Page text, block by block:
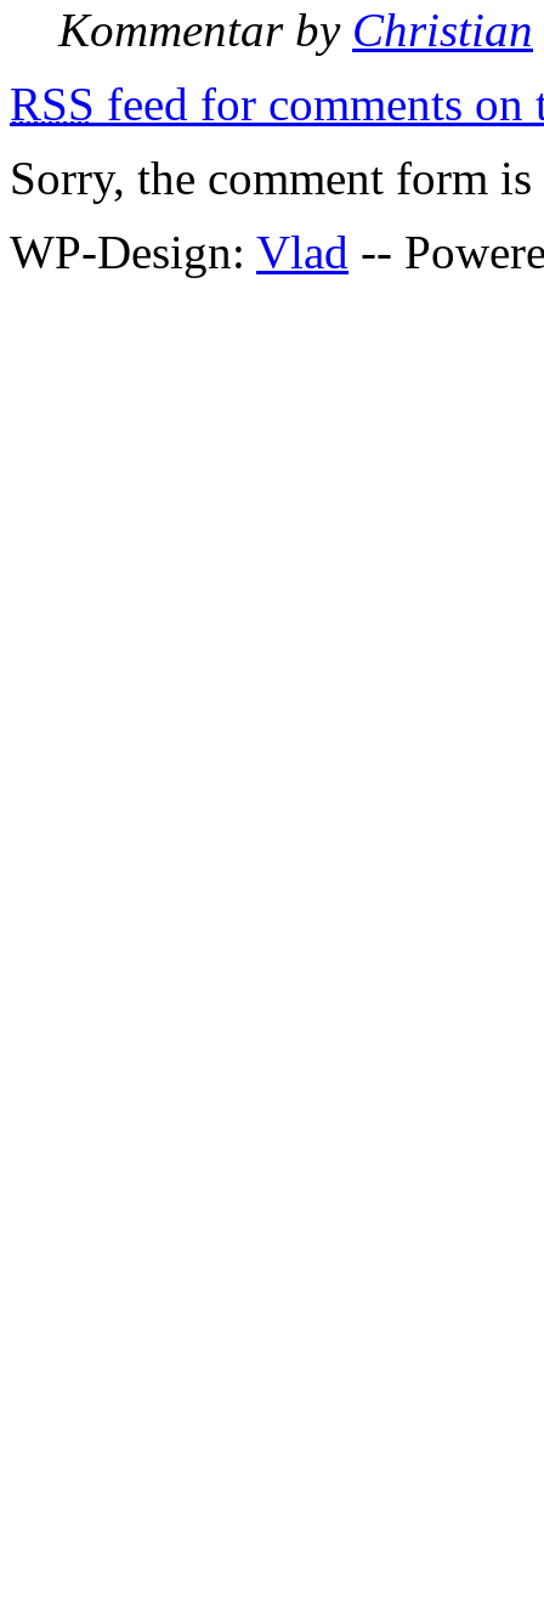
Kommentar by Christian
RSS feed for comments on
Sorry, the comment form
WP-Design: Vlad --